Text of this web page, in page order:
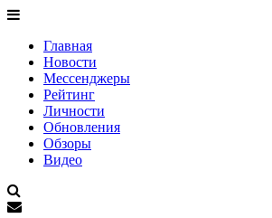
Главная
Новости
Мессенджеры
Рейтинг
Личности
Обновления
Обзоры
Видео